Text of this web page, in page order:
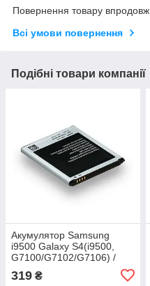
Повернення товару
Всі умови повернення
Подібні товари компанії
Акумулятор Samsung
i9500 Galaxy S4(i9500,
G7100/G7102/G7106) /
B600BC 2600 mAh AAAA
Original PRC
319 ₴